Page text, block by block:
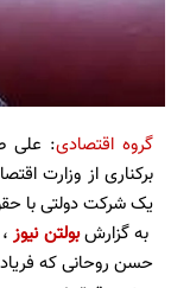
گروه اقتصادی: علی
برکناری از وزارت
یک شرکت دولتی با
به گزارشبولتن نیوز،
حسن روحانی که